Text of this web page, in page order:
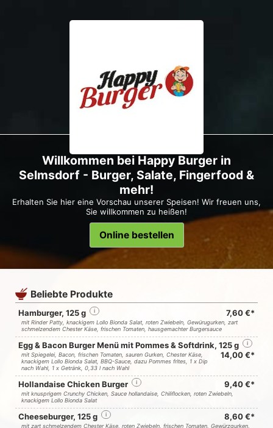
Willkommen bei Happy Burger in
Selmsdorf - Burger, Salate, Fingerfood &
mehr!
Erhalten Sie hier eine Vorschau unserer Speisen! Wir freuen uns,
Sie willkommen zu heißen!
Online bestellen
Beliebte Produkte
Hamburger, 125 g i 7,60 €*
mit Rinder Patty, knackigem Lollo Bionda Salat, roten Zwiebeln, Gewürugurken, zart
schmelzendem Chester Käse, frischen Tomaten, hausgemachter Burgersauce
Egg & Bacon Burger Menü mit Pommes & Softdrink, 125 g i
14,00 €*
mit Spiegelei, Bacon, frischen Tomaten, sauren Gurken, Chester Käse,
knackigem Lollo Bionda Salat, BBQ-Sauce, dazu Pommes frites, 1 x Dip
nach Wahl, 1 x Getränk, 0,33 l nach Wahl
Hollandaise Chicken Burger i 9,40 €*
mit knusprigem Crunchy Chicken, Sauce hollandaise, Chiliflocken, roten Zwiebeln,
knackigem Lollo Bionda Salat
Cheeseburger, 125 g i 8,60 €*
mit zart schmelzendem Chester Käse, roten Zwiebeln, frischen Tomaten, Gewürzgurken,